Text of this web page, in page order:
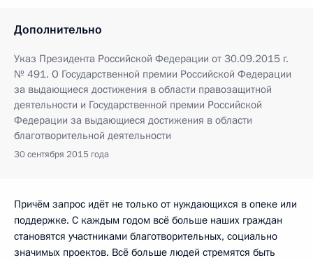
Дополнительно
Указ Президента Российской Федерации от 30.09.2015 г.
№ 491. О Государственной премии Российской Федерации
за выдающиеся достижения в области правозащитной
деятельности и Государственной премии Российской
Федерации за выдающиеся достижения в области
благотворительной деятельности
30 сентября 2015 года
Причём запрос идёт не только от нуждающихся в опеке или
поддержке. С каждым годом всё больше наших граждан
становятся участниками благотворительных, социально
значимых проектов. Всё больше людей стремятся быть